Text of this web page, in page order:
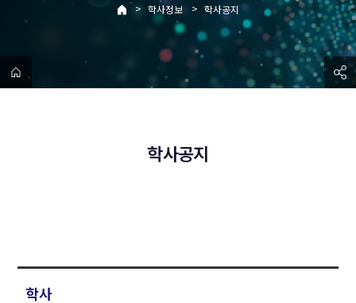
> 학사정보 > 학사공지
학사공지
학사